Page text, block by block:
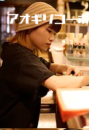
アオギリコー